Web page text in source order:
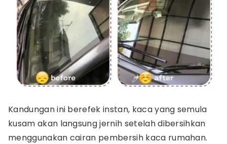
Kandungan ini berefek instan, kaca yang semula
kusam akan langsung jernih setelah dibersihkan
menggunakan cairan pembersih kaca rumahan.